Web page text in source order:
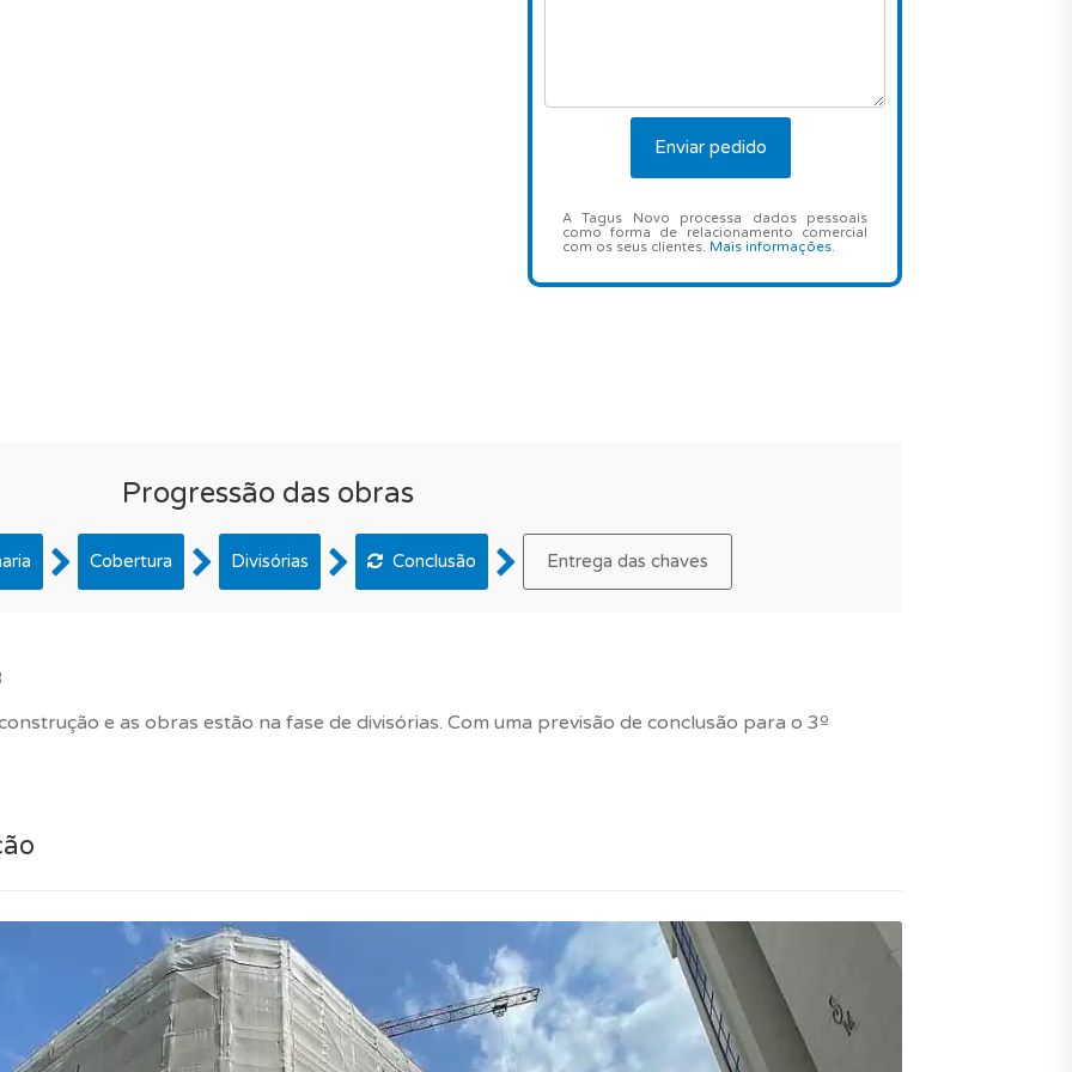
A Tagus Novo processa dados pessoais
como forma de relacionamento comercial
com os seus clientes. Mais informações.
Progressão das obras
Cobertura Divisórias Conclusão Entrega das chaves
e as obras estão na fase de divisórias. Com uma previsão de conclusão para o 3º